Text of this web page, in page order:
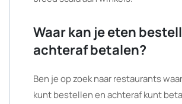
Waar kan je eten
achteraf betalen?
Ben je op zoek naar restaurants
kunt bestellen en achteraf kunt